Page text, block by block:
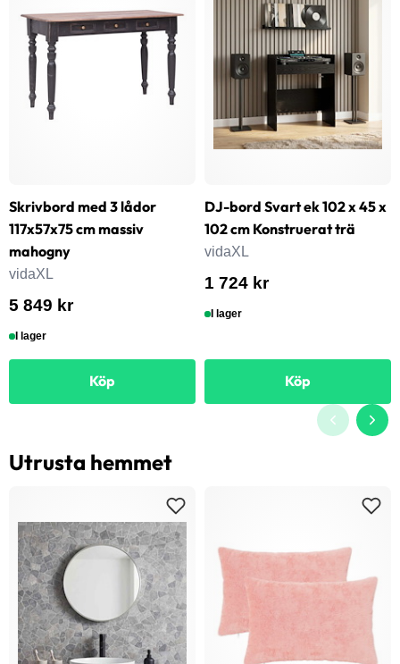
Skrivbord med 3 lådor
117x57x75 cm massiv
mahogny
vidaXL
5 849 kr
I lager
Köp
DJ-bord Svart ek 102 x 45 x
102 cm Konstruerat trä
vidaXL
1 724 kr
I lager
Köp
Utrusta hemmet